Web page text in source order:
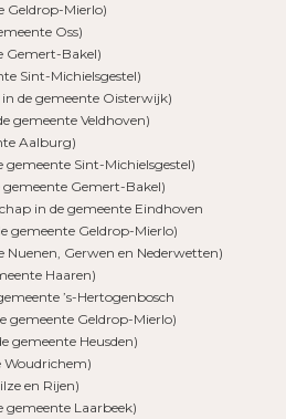
Geldrop-Mierlo)
Oss)
Gemert-Bakel)
Sint-Michielsgestel)
de gemeente Oisterwijk)
gemeente Veldhoven)
Aalburg)
Sint-Michielsgestel)
gemeente Gemert-Bakel)
in de gemeente Eindhoven
gemeente Geldrop-Mierlo)
Nuenen, Gerwen en Nederwetten)
Haaren)
’s-Hertogenbosch
gemeente Geldrop-Mierlo)
gemeente Heusden)
Woudrichem)
en Rijen)
gemeente Laarbeek)